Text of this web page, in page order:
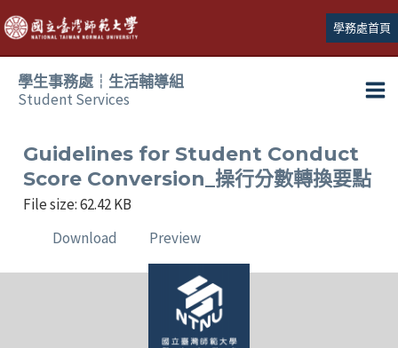
跳
至
主
學務處首頁
學生事務處┆生活輔導組
Student Services
Guidelines for Student Conduct
Score Conversion_操行分數轉換要點
File size: 62.42 KB
Download
Preview